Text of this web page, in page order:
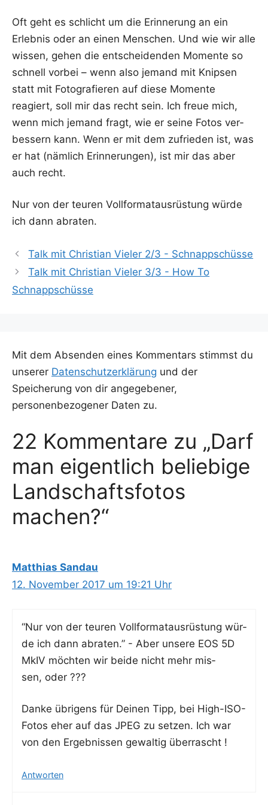
Oft geht es schlicht um die Erin­ne­rung an ein
Erleb­nis oder an einen Men­schen. Und wie wir alle
wis­sen, gehen die ent­schei­den­den Momen­te so
schnell vor­bei – wenn also jemand mit Knip­sen
statt mit Foto­gra­fie­ren auf die­se Momen­te
reagiert, soll mir das recht sein. Ich freue mich,
wenn mich jemand fragt, wie er sei­ne Fotos ver­
bes­sern kann. Wenn er mit dem zufrie­den ist, was
er hat (näm­lich Erin­ne­run­gen), ist mir das aber
auch recht.
Nur von der teu­ren Voll­for­mat­aus­rüs­tung wür­de
ich dann abraten.
Talk mit Christian Vieler 2/3 - Schnappschüsse
Talk mit Christian Vieler 3/3 - How To
Schnappschüsse
Mit dem Absenden eines Kommentars stimmst du
unserer Datenschutzerklärung und der
Speicherung von dir angegebener,
personenbezogener Daten zu.
22 Kommentare zu „Darf
man eigentlich beliebige
Landschaftsfotos
machen?“
Matthias Sandau
12. November 2017 um 19:21 Uhr
“Nur von der teu­ren Voll­for­mat­aus­rüs­tung wür­
de ich dann abra­ten.” - Aber unse­re EOS 5D
MkIV möch­ten wir bei­de nicht mehr mis­
sen, oder ???
Dan­ke übri­gens für Dei­nen Tipp, bei High-ISO-
Fotos eher auf das JPEG zu set­zen. Ich war
von den Ergeb­nis­sen gewal­tig überrascht !
Antworten